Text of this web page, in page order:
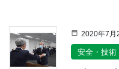
2020年7月
安全・技術